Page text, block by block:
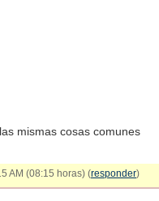
mismas cosas comunes
AM (08:15 horas) (responder)